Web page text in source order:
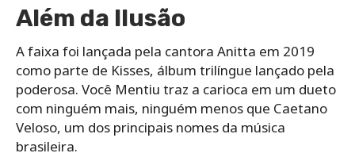
Além da Ilusão
A faixa foi lançada pela cantora Anitta em 2019
como parte de Kisses, álbum trilíngue lançado pela
poderosa. Você Mentiu traz a carioca em um dueto
com ninguém mais, ninguém menos que Caetano
Veloso, um dos principais nomes da música
brasileira.